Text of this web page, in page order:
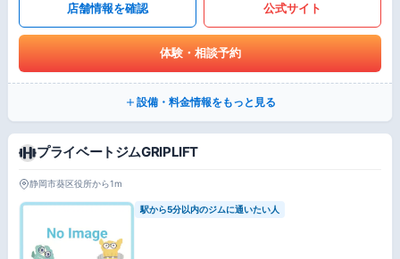
店舗情報を確認 公式サイト
体験・相談予約
設備・料金情報をもっと見る
プライベートジムGRIPLIFT
静岡市葵区役所から1m
駅から5分以内のジムに通いたい人